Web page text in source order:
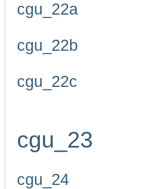
cgu_22a
cgu_22b
cgu_22c
cgu_23
cgu_24